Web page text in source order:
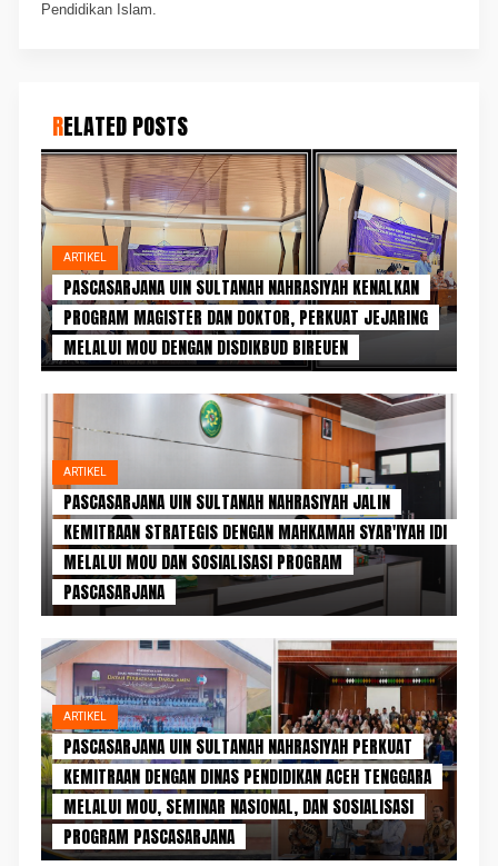
Pendidikan Islam.
RELATED POSTS
ARTIKEL
PASCASARJANA UIN SULTANAH NAHRASIYAH KENALKAN
PROGRAM MAGISTER DAN DOKTOR, PERKUAT JEJARING
MELALUI MOU DENGAN DISDIKBUD BIREUEN
ARTIKEL
PASCASARJANA UIN SULTANAH NAHRASIYAH JALIN
KEMITRAAN STRATEGIS DENGAN MAHKAMAH SYAR'IYAH IDI
MELALUI MOU DAN SOSIALISASI PROGRAM
PASCASARJANA
ARTIKEL
PASCASARJANA UIN SULTANAH NAHRASIYAH PERKUAT
KEMITRAAN DENGAN DINAS PENDIDIKAN ACEH TENGGARA
MELALUI MOU, SEMINAR NASIONAL, DAN SOSIALISASI
PROGRAM PASCASARJANA